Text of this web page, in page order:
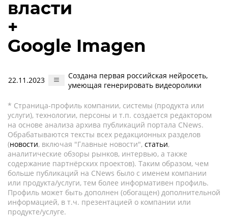
власти
+
Google Imagen
22.11.2023
Создана первая российская нейросеть,
умеющая генерировать видеоролики
* Страница-профиль компании, системы (продукта или
услуги), технологии, персоны и т.п. создается редактором
на основе анализа архива публикаций портала CNews.
Обрабатываются тексты всех редакционных разделов
(новости, включая "Главные новости", статьи,
аналитические обзоры рынков, интервью, а также
содержание партнёрских проектов). Таким образом, чем
больше публикаций на CNews было с именем компании
или продукта/услуги, тем более информативен профиль.
Профиль может быть дополнен (обогащен) дополнительной
информацией, в т.ч. презентацией о компании или
продукте/услуге.